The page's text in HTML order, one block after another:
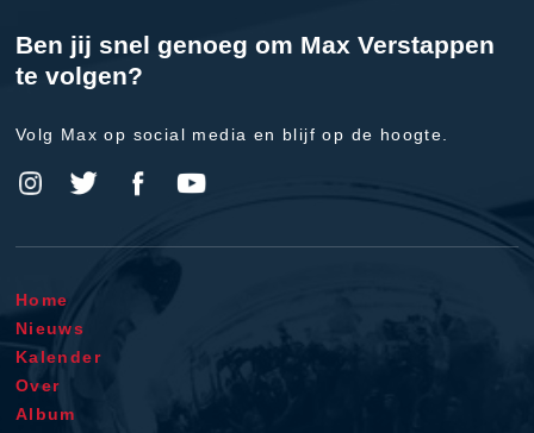
Ben jij snel genoeg om Max Verstappen
te volgen?
Volg Max op social media en blijf op de hoogte.
Home
Nieuws
Kalender
Over
Album